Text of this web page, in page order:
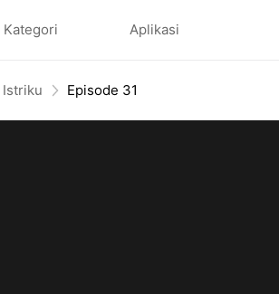
Kategori Aplikasi
Istriku Episode 31